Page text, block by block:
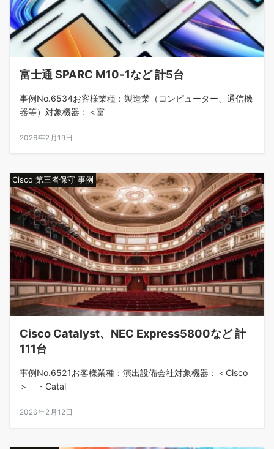
富士通 SPARC M10-1など 計5台
事例No.6534お客様業種：製造業（コンピューター、通信機
器等）対象機器：＜富
2026年2月19日
Cisco 第三者保守 事例
Cisco Catalyst、NEC Express5800など 計
111台
事例No.6521お客様業種：演出設備会社対象機器：＜Cisco
＞ ・Catal
2026年2月12日